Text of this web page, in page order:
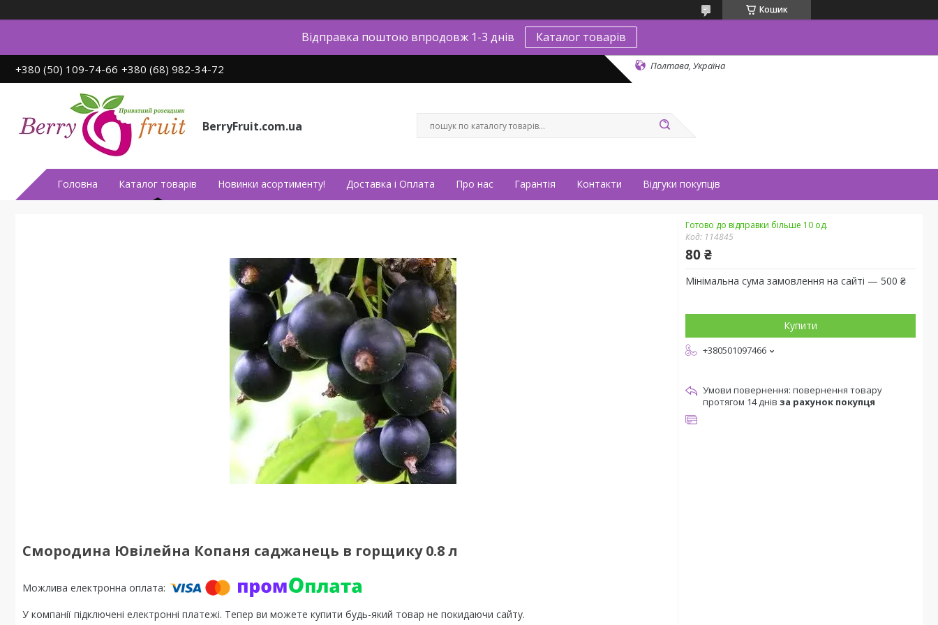
Кошик
Відправка поштою впродовж 1-3 днів Каталог товарів
+380 (50) 109-74-66 +380 (68) 982-34-72 Полтава, Україна
BerryFruit.com.ua
Головна Каталог товарів Новинки асортименту! Доставка і Оплата Про нас Гарантія Контакти Відгуки покупців
Смородина Ювілейна Копаня саджанець в горщику 0.8 л
У компанії підключені електронні платежі. Тепер ви можете купити будь-який товар не покидаючи сайту.
Готово до відправки більше 10 од.
Код: 114845
80 ₴
Мінімальна сума замовлення на сайті — 500 ₴
Купити
+380501097466
повернення товару
протягом 14 днів за рахунок покупця